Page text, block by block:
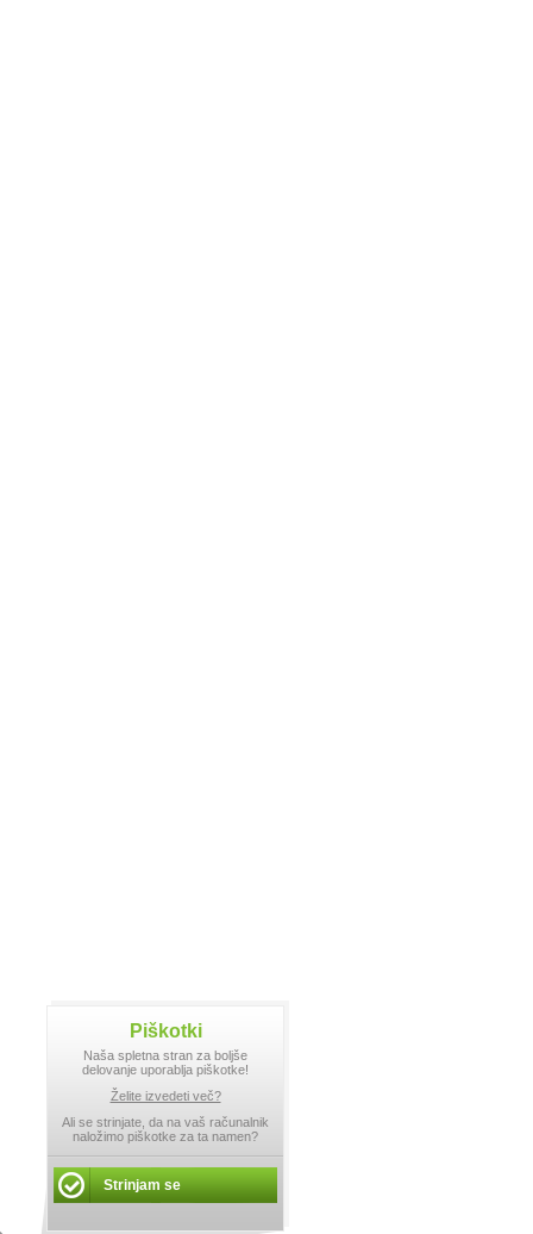
Piškotki
Naša spletna stran za boljše
delovanje uporablja piškotke!
Želite izvedeti več?
Ali se strinjate, da na vaš računalnik
naložimo piškotke za ta namen?
Strinjam se